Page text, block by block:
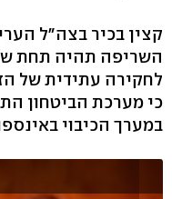
קצין בכיר בצה"ל
השריפה תהיה תחת
לחקירה עתידית של
כי מערכת הביטחון
במערך הכיבוי